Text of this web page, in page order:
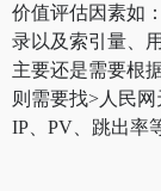
价值评估因素如
录以及索引量、
主要还是需要根
则需要找>人民
IP、PV、跳出率